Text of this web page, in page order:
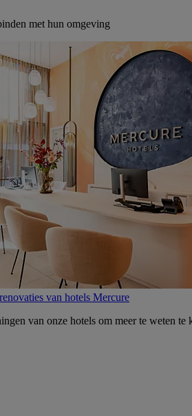
met hun omgeving
van hotels Mercure
van onze hotels om meer te weten te